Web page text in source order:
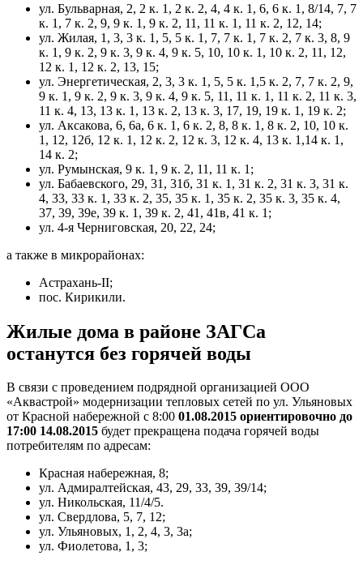
ул. Бульварная, 2, 2 к. 1, 2 к. 2, 4, 4 к. 1, 6, 6 к. 1, 8/14, 7, 7
к. 1, 7 к. 2, 9, 9 к. 1, 9 к. 2, 11, 11 к. 1, 11 к. 2, 12, 14;
ул. Жилая, 1, 3, 3 к. 1, 5, 5 к. 1, 7, 7 к. 1, 7 к. 2, 7 к. 3, 8, 9
к. 1, 9 к. 2, 9 к. 3, 9 к. 4, 9 к. 5, 10, 10 к. 1, 10 к. 2, 11, 12,
12 к. 1, 12 к. 2, 13, 15;
ул. Энергетическая, 2, 3, 3 к. 1, 5, 5 к. 1,5 к. 2, 7, 7 к. 2, 9,
9 к. 1, 9 к. 2, 9 к. 3, 9 к. 4, 9 к. 5, 11, 11 к. 1, 11 к. 2, 11 к. 3,
11 к. 4, 13, 13 к. 1, 13 к. 2, 13 к. 3, 17, 19, 19 к. 1, 19 к. 2;
ул. Аксакова, 6, 6а, 6 к. 1, 6 к. 2, 8, 8 к. 1, 8 к. 2, 10, 10 к.
1, 12, 12б, 12 к. 1, 12 к. 2, 12 к. 3, 12 к. 4, 13 к. 1,14 к. 1,
14 к. 2;
ул. Румынская, 9 к. 1, 9 к. 2, 11, 11 к. 1;
ул. Бабаевского, 29, 31, 31б, 31 к. 1, 31 к. 2, 31 к. 3, 31 к.
4, 33, 33 к. 1, 33 к. 2, 35, 35 к. 1, 35 к. 2, 35 к. 3, 35 к. 4,
37, 39, 39е, 39 к. 1, 39 к. 2, 41, 41в, 41 к. 1;
ул. 4-я Черниговская, 20, 22, 24;
а также в микрорайонах:
Астрахань-II;
пос. Кирикили.
Жилые дома в районе ЗАГСа
останутся без горячей воды
В связи с проведением подрядной организацией ООО
«Аквастрой» модернизации тепловых сетей по ул. Ульяновых
от Красной набережной с 8:00 01.08.2015 ориентировочно до
17:00 14.08.2015 будет прекращена подача горячей воды
потребителям по адресам:
Красная набережная, 8;
ул. Адмиралтейская, 43, 29, 33, 39, 39/14;
ул. Никольская, 11/4/5.
ул. Свердлова, 5, 7, 12;
ул. Ульяновых, 1, 2, 4, 3, 3а;
ул. Фиолетова, 1, 3;